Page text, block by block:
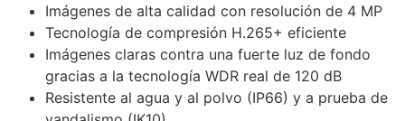
Imágenes de alta calidad con resolución de 4 MP
Tecnología de compresión H.265+ eficiente
Imágenes claras contra una fuerte luz de fondo
gracias a la tecnología WDR real de 120 dB
Resistente al agua y al polvo (IP66) y a prueba de